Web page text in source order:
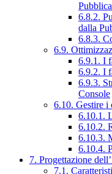
6.8.2.
dalla
6.8.3.
6.9.
6.9.1. I
6.9.2. I
6.9.3.
Console
6.10. Gestire i
6.10.1.
6.10.2.
6.10.3.
6.10.4.
7. Progettazione
7.1.